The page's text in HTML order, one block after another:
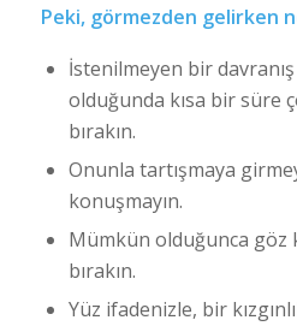
Peki, görmezden gelirken
İstenilmeyen bir
olduğunda kısa bir süre
bırakın.
Onunla tartışmaya
konuşmayın.
Mümkün olduğunca göz
bırakın.
Yüz ifadenizle, bir